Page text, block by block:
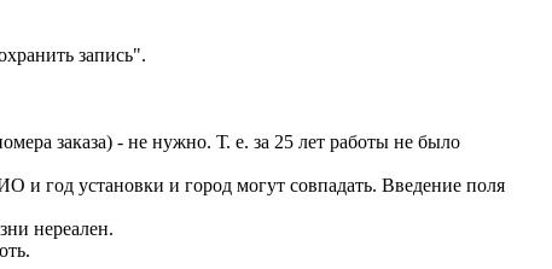
запись".
заказа) - не нужно. Т. е. за 25 лет работы не было
и год установки и город могут совпадать. Введение поля
нереален.